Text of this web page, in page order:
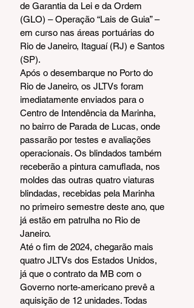
de Garantia da Lei e da Ordem
(GLO) – Operação “Lais de Guia” –
em curso nas áreas portuárias do
Rio de Janeiro, Itaguaí (RJ) e Santos
(SP).
Após o desembarque no Porto do
Rio de Janeiro, os JLTVs foram
imediatamente enviados para o
Centro de Intendência da Marinha,
no bairro de Parada de Lucas, onde
passarão por testes e avaliações
operacionais. Os blindados também
receberão a pintura camuflada, nos
moldes das outras quatro viaturas
blindadas, recebidas pela Marinha
no primeiro semestre deste ano, que
já estão em patrulha no Rio de
Janeiro.
Até o fim de 2024, chegarão mais
quatro JLTVs dos Estados Unidos,
já que o contrato da MB com o
Governo norte-americano prevê a
aquisição de 12 unidades. Todas